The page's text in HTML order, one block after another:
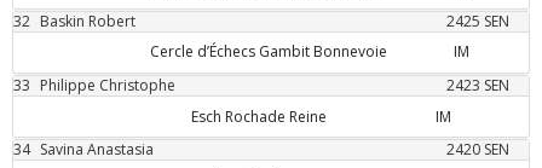
32 Baskin Robert 2425 SEN
Cercle d’Échecs Gambit Bonnevoie
IM
33 Philippe Christophe 2423 SEN
Esch Rochade Reine
IM
34 Savina Anastasia 2420 SEN